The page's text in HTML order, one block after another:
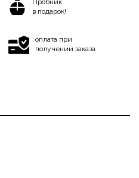
Пробник
в подарок!
оплата при
получении заказа